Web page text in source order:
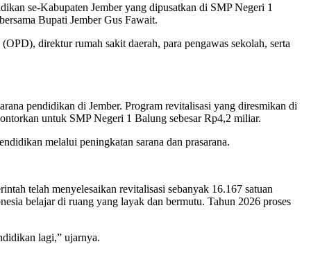
se-Kabupaten Jember yang dipusatkan di SMP Negeri 1
Bupati Jember Gus Fawait.
direktur rumah sakit daerah, para pengawas sekolah, serta
pendidikan di Jember. Program revitalisasi yang diresmikan di
untuk SMP Negeri 1 Balung sebesar Rp4,2 miliar.
melalui peningkatan sarana dan prasarana.
telah menyelesaikan revitalisasi sebanyak 16.167 satuan
belajar di ruang yang layak dan bermutu. Tahun 2026 proses
lagi,” ujarnya.